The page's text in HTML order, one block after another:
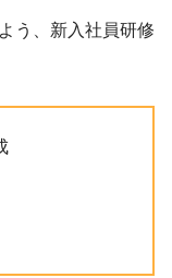
う、新入社員研修